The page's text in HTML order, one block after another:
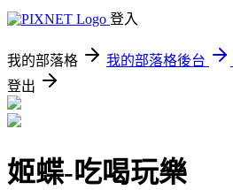
登入
我的部落格 我的部落格後台
登出
姬蝶-吃喝玩樂